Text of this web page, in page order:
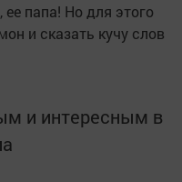
папа! Но для этого
и сказать кучу слов
и интересным в